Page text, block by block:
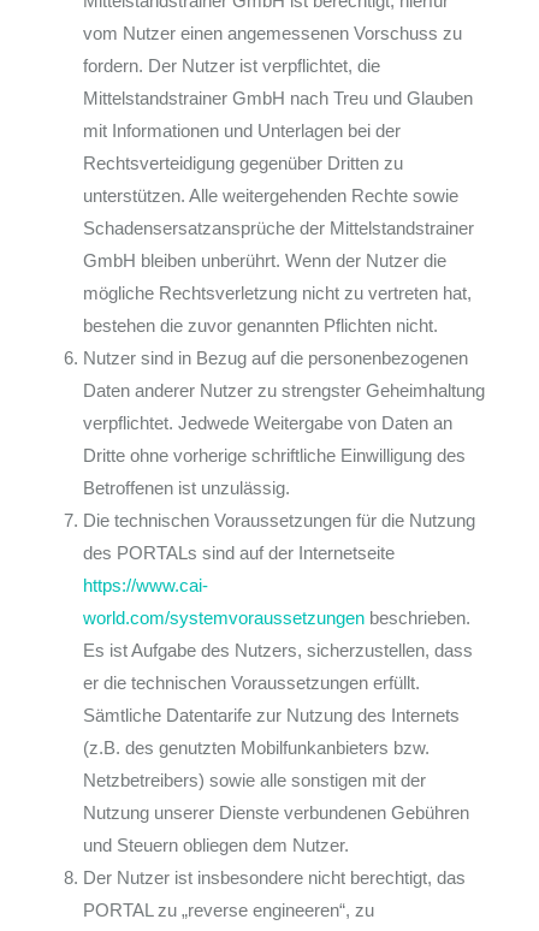
vom Nutzer einen angemessenen Vorschuss zu
fordern. Der Nutzer ist verpflichtet, die
Mittelstandstrainer GmbH nach Treu und Glauben
mit Informationen und Unterlagen bei der
Rechtsverteidigung gegenüber Dritten zu
unterstützen. Alle weitergehenden Rechte sowie
Schadensersatzansprüche der Mittelstandstrainer
GmbH bleiben unberührt. Wenn der Nutzer die
mögliche Rechtsverletzung nicht zu vertreten hat,
bestehen die zuvor genannten Pflichten nicht.
Nutzer sind in Bezug auf die personenbezogenen
Daten anderer Nutzer zu strengster Geheimhaltung
verpflichtet. Jedwede Weitergabe von Daten an
Dritte ohne vorherige schriftliche Einwilligung des
Betroffenen ist unzulässig.
Die technischen Voraussetzungen für die Nutzung
des PORTALs sind auf der Internetseite
https://www.cai-
world.com/systemvoraussetzungen beschrieben.
Es ist Aufgabe des Nutzers, sicherzustellen, dass
er die technischen Voraussetzungen erfüllt.
Sämtliche Datentarife zur Nutzung des Internets
(z.B. des genutzten Mobilfunkanbieters bzw.
Netzbetreibers) sowie alle sonstigen mit der
Nutzung unserer Dienste verbundenen Gebühren
und Steuern obliegen dem Nutzer.
Der Nutzer ist insbesondere nicht berechtigt, das
PORTAL zu „reverse engineeren“, zu